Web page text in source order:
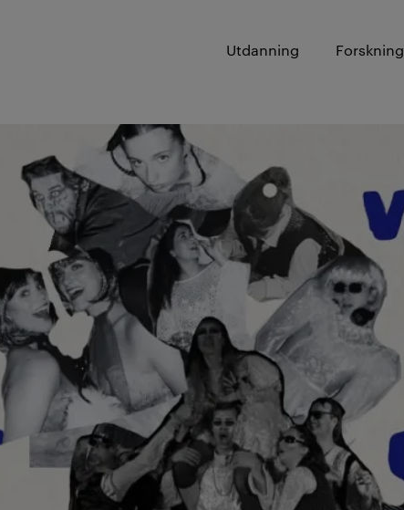
Utdanning Forskning